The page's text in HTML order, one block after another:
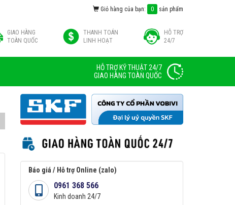
Giỏ hàng của bạn: 0 sản phẩm
GIAO HÀNG
TOÀN QUỐC
THANH TOÁN
LINH HOẠT
HỖ TRỢ
24/7
HỖ TRỢ KỸ THUẬT 24/7
GIAO HÀNG TOÀN QUỐC
Báo giá / Hỗ trợ Online (zalo)
0961 368 566
Kinh doanh 24/7